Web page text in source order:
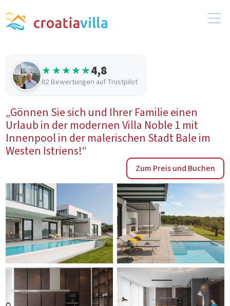
★★★★★4,8
82 Bewertungen auf Trustpilot
„Gönnen Sie sich und Ihrer Familie einen
Urlaub in der modernen Villa Noble 1 mit
Innenpool in der malerischen Stadt Bale im
Westen Istriens!“
Zum Preis und Buchen